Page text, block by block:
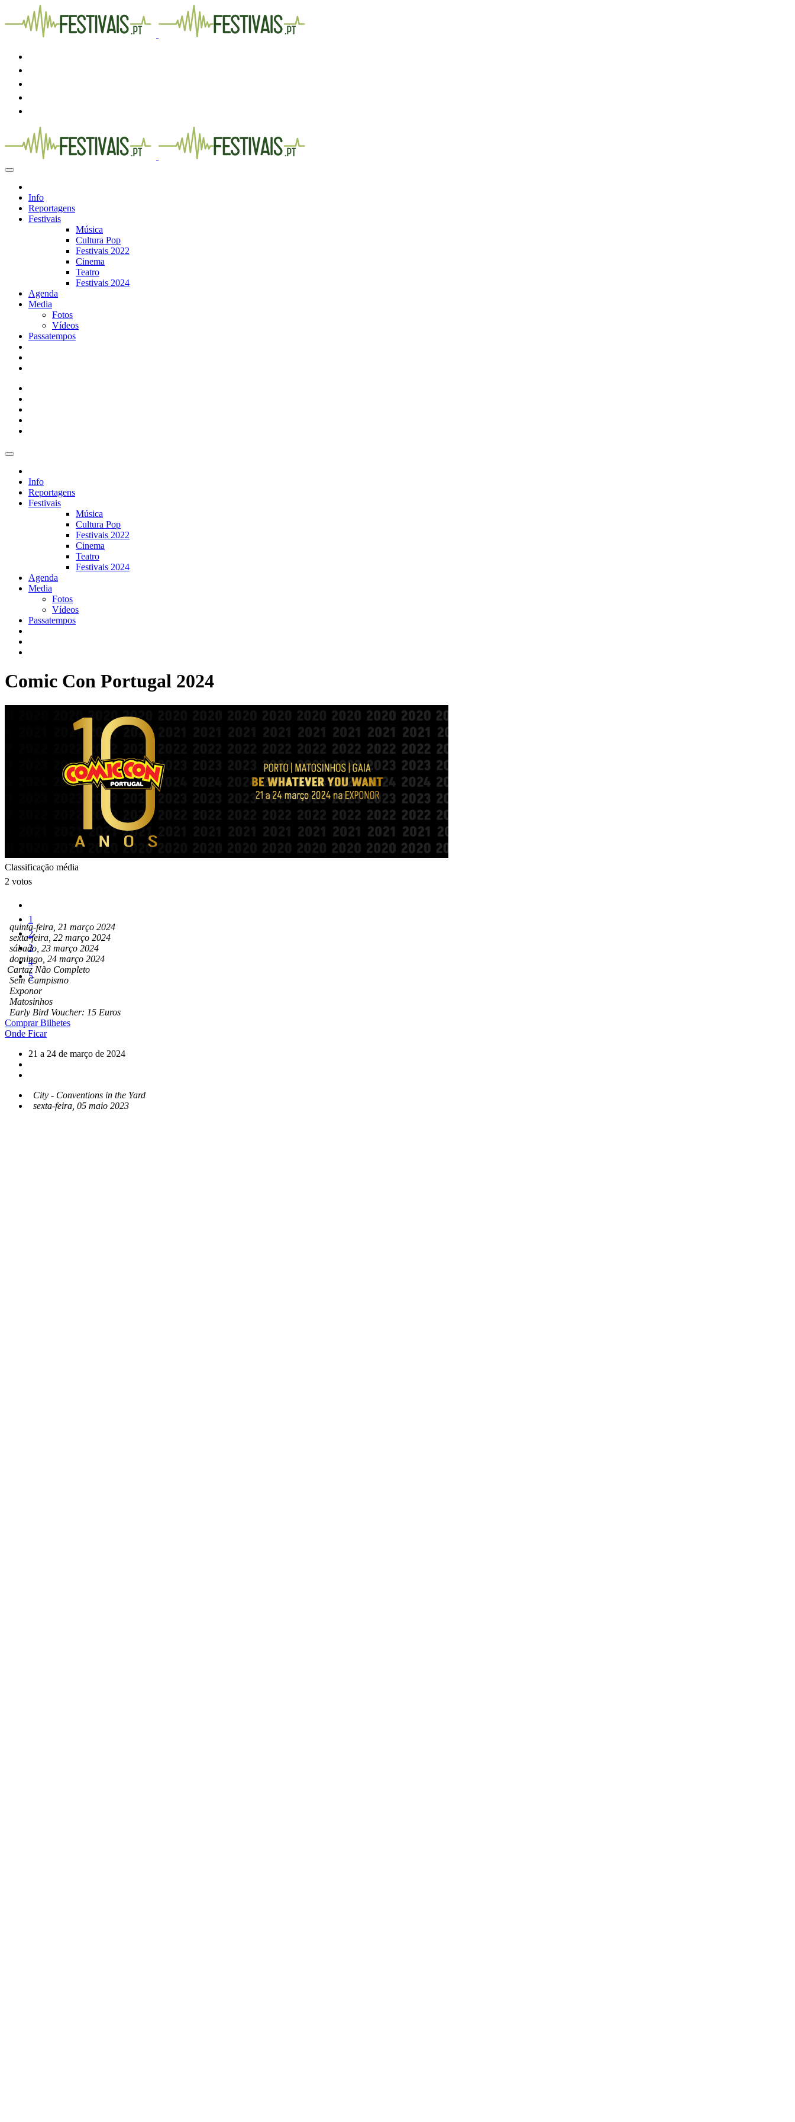
Info
Reportagens
Festivais
Música
Cultura Pop
Festivais 2022
Cinema
Teatro
Festivais 2024
Agenda
Media
Fotos
Vídeos
Passatempos
Info
Reportagens
Festivais
Música
Cultura Pop
Festivais 2022
Cinema
Teatro
Festivais 2024
Agenda
Media
Fotos
Vídeos
Passatempos
Comic Con Portugal 2024
Classificação média
2 votos
1
2
3
4
5
quinta-feira, 21 março 2024
sexta-feira, 22 março 2024
sábado, 23 março 2024
domingo, 24 março 2024
Cartaz Não Completo
Sem Campismo
Exponor
Matosinhos
Early Bird Voucher: 15 Euros
Comprar Bilhetes
Onde Ficar
21 a 24 de março de 2024
City - Conventions in the Yard
sexta-feira, 05 maio 2023